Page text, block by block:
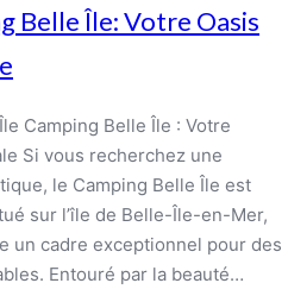
Belle Île: Votre Oasis
Camping Belle Île : Votre
Si vous recherchez une
le Camping Belle Île est
sur l’île de Belle-Île-en-Mer,
un cadre exceptionnel pour des
Entouré par la beauté…